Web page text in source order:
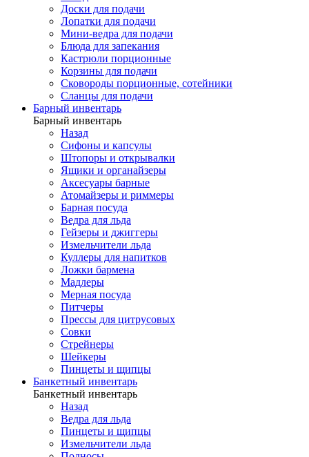
Доски для подачи
Лопатки для подачи
Мини-ведра для подачи
Блюда для запекания
Кастрюли порционные
Корзины для подачи
Сковороды порционные, сотейники
Сланцы для подачи
Барный инвентарь
Барный инвентарь
Назад
Сифоны и капсулы
Штопоры и открывалки
Ящики и органайзеры
Аксесуары барные
Атомайзеры и риммеры
Барная посуда
Ведра для льда
Гейзеры и джиггеры
Измельчители льда
Куллеры для напитков
Ложки бармена
Мадлеры
Мерная посуда
Питчеры
Прессы для цитрусовых
Совки
Стрейнеры
Шейкеры
Пинцеты и щипцы
Банкетный инвентарь
Банкетный инвентарь
Назад
Ведра для льда
Пинцеты и щипцы
Измельчители льда